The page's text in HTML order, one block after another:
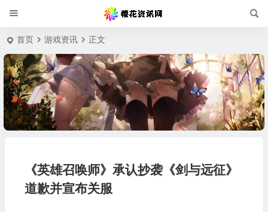
首页 游戏资讯 正文
《英雄召唤师》承认抄袭《剑与远征》
道歉并宣布关服